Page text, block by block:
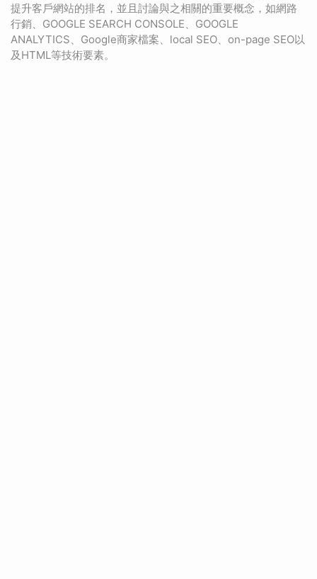
提升客戶網站的排名，並且討論與之相關的重要概念，如網路
行銷、GOOGLE SEARCH CONSOLE、GOOGLE
ANALYTICS、Google商家檔案、local SEO、on-page SEO以
及HTML等技術要素。